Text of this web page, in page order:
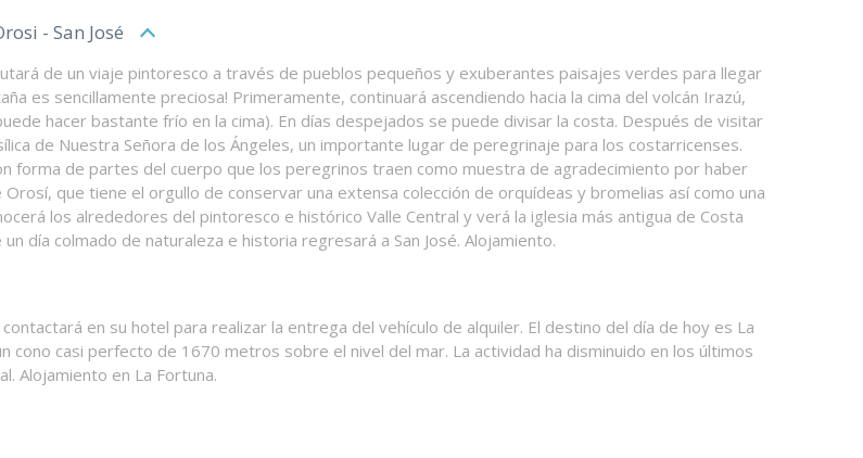
- San José
de un viaje pintoresco a través de pueblos pequeños y exuberantes paisajes verdes para llegar
es sencillamente preciosa! Primeramente, continuará ascendiendo hacia la cima del volcán Irazú,
hacer bastante frío en la cima). En días despejados se puede divisar la costa. Después de visitar
de Nuestra Señora de los Ángeles, un importante lugar de peregrinaje para los costarricenses.
forma de partes del cuerpo que los peregrinos traen como muestra de agradecimiento por haber
que tiene el orgullo de conservar una extensa colección de orquídeas y bromelias así como una
los alrededores del pintoresco e histórico Valle Central y verá la iglesia más antigua de Costa
día colmado de naturaleza e historia regresará a San José. Alojamiento.
en su hotel para realizar la entrega del vehículo de alquiler. El destino del día de hoy es La
cono casi perfecto de 1670 metros sobre el nivel del mar. La actividad ha disminuido en los últimos
Alojamiento en La Fortuna.